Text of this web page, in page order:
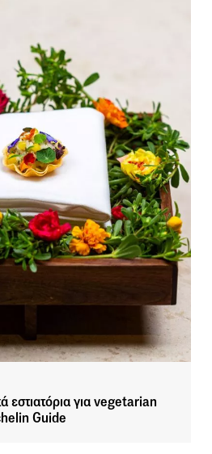
εστιατόρια για vegetarian
Guide